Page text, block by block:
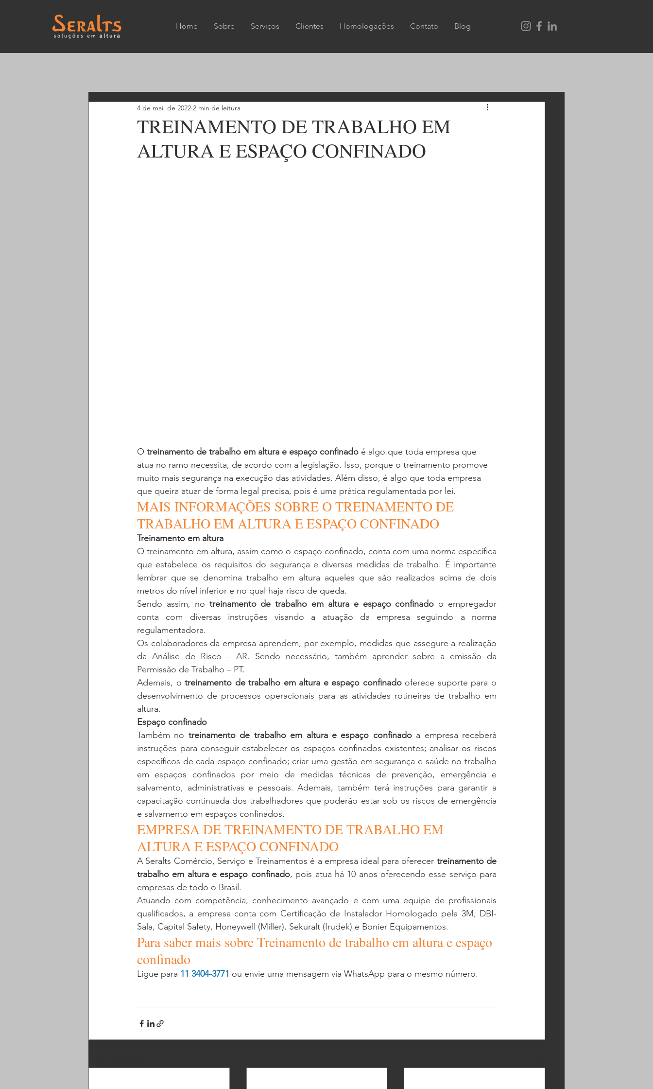
Home Sobre Serviços Clientes Homologações Contato Blog
TREINAMENTO DE TRABALHO EM
ALTURA E ESPAÇO CONFINADO
4 de mai. de 2022 2 min de leitura
O treinamento de trabalho em altura e espaço confinado é algo que toda empresa que
atua no ramo necessita, de acordo com a legislação. Isso, porque o treinamento promove
muito mais segurança na execução das atividades. Além disso, é algo que toda empresa
que queira atuar de forma legal precisa, pois é uma prática regulamentada por lei.
MAIS INFORMAÇÕES SOBRE O TREINAMENTO DE
TRABALHO EM ALTURA E ESPAÇO CONFINADO
Treinamento em altura
O treinamento em altura, assim como o espaço confinado, conta com uma norma específica
que estabelece os requisitos do segurança e diversas medidas de trabalho. É importante
lembrar que se denomina trabalho em altura aqueles que são realizados acima de dois
metros do nível inferior e no qual haja risco de queda.
Sendo assim, no treinamento de trabalho em altura e espaço confinado o empregador
conta com diversas instruções visando a atuação da empresa seguindo a norma
regulamentadora.
Os colaboradores da empresa aprendem, por exemplo, medidas que assegure a realização
da Análise de Risco – AR. Sendo necessário, também aprender sobre a emissão da
Permissão de Trabalho – PT.
Ademais, o treinamento de trabalho em altura e espaço confinado oferece suporte para o
desenvolvimento de processos operacionais para as atividades rotineiras de trabalho em
altura.
Espaço confinado
Também no treinamento de trabalho em altura e espaço confinado a empresa receberá
instruções para conseguir estabelecer os espaços confinados existentes; analisar os riscos
específicos de cada espaço confinado; criar uma gestão em segurança e saúde no trabalho
em espaços confinados por meio de medidas técnicas de prevenção, emergência e
salvamento, administrativas e pessoais. Ademais, também terá instruções para garantir a
capacitação continuada dos trabalhadores que poderão estar sob os riscos de emergência
e salvamento em espaços confinados.
EMPRESA DE TREINAMENTO DE TRABALHO EM
ALTURA E ESPAÇO CONFINADO
A Seralts Comércio, Serviço e Treinamentos é a empresa ideal para oferecer treinamento de
trabalho em altura e espaço confinado, pois atua há 10 anos oferecendo esse serviço para
empresas de todo o Brasil.
Atuando com competência, conhecimento avançado e com uma equipe de profissionais
qualificados, a empresa conta com Certificação de Instalador Homologado pela 3M, DBI-
Sala, Capital Safety, Honeywell (Miller), Sekuralt (Irudek) e Bonier Equipamentos.
Para saber mais sobre Treinamento de trabalho em altura e espaço
confinado
Ligue para 11 3404-3771 ou envie uma mensagem via WhatsApp para o mesmo número.